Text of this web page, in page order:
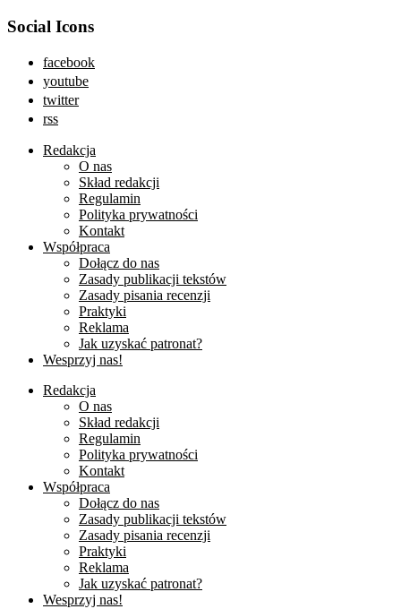
Social Icons
facebook
youtube
twitter
rss
Redakcja
O nas
Skład redakcji
Regulamin
Polityka prywatności
Kontakt
Współpraca
Dołącz do nas
Zasady publikacji tekstów
Zasady pisania recenzji
Praktyki
Reklama
Jak uzyskać patronat?
Wesprzyj nas!
Redakcja
O nas
Skład redakcji
Regulamin
Polityka prywatności
Kontakt
Współpraca
Dołącz do nas
Zasady publikacji tekstów
Zasady pisania recenzji
Praktyki
Reklama
Jak uzyskać patronat?
Wesprzyj nas!